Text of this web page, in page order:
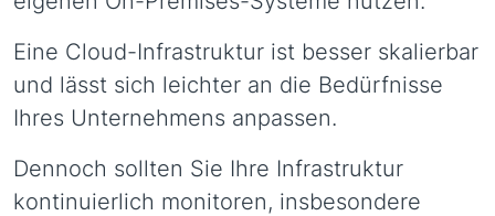
Eine Cloud-Infrastruktur ist besser skalierbar
und lässt sich leichter an die Bedürfnisse
Ihres Unternehmens anpassen.
Dennoch sollten Sie Ihre Infrastruktur
kontinuierlich monitoren, insbesondere